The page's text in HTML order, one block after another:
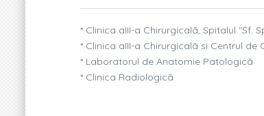
* Clinica aIII-a Chirurgicalã, Spitalul "Sf.
* Clinica aIII-a Chirurgicalã si Centrul
* Laboratorul de Anatomie Patologicã
* Clinica Radiologicã